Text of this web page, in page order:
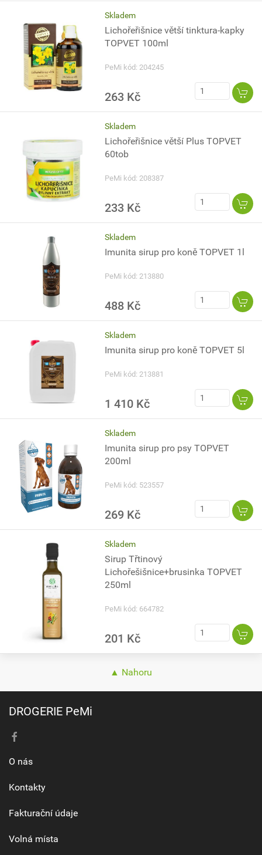
Skladem
Lichořeřišnice větší tinktura-kapky
TOPVET 100ml
PeMi kód: 204245
263 Kč
Skladem
Lichořeřišnice větší Plus TOPVET
60tob
PeMi kód: 208387
233 Kč
Skladem
Imunita sirup pro koně TOPVET 1l
PeMi kód: 213880
488 Kč
Skladem
Imunita sirup pro koně TOPVET 5l
PeMi kód: 213881
1 410 Kč
Skladem
Imunita sirup pro psy TOPVET
200ml
PeMi kód: 523557
269 Kč
Skladem
Sirup Třtinový
Lichořešišnice+brusinka TOPVET
250ml
PeMi kód: 664782
201 Kč
▲ Nahoru
DROGERIE PeMi
O nás
Kontakty
Fakturační údaje
Volná místa